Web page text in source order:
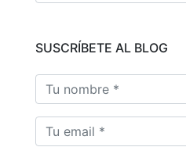
SUSCRÍBETE AL BLOG